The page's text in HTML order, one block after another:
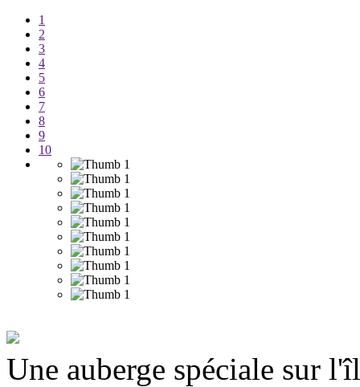
1
2
3
4
5
6
7
8
9
10
Une auberge spéciale sur